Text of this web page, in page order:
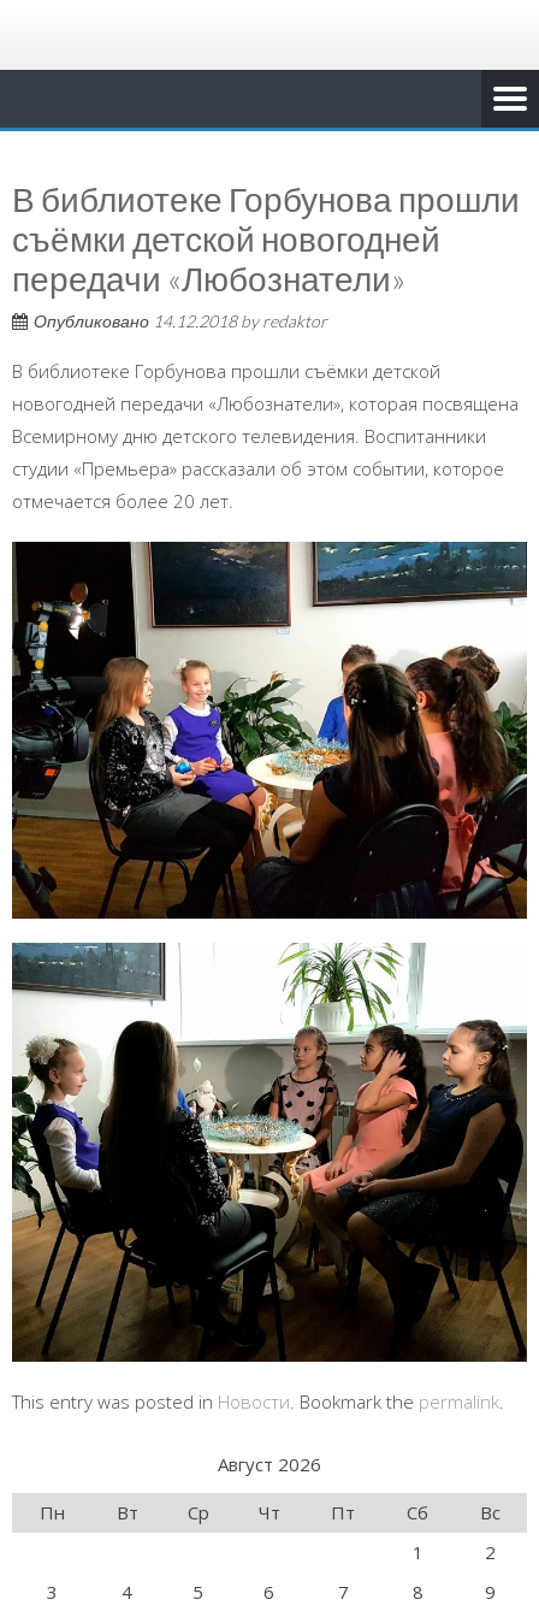
В библиотеке Горбунова прошли
съёмки детской новогодней
передачи «Любознатели»
Опубликовано 14.12.2018byredaktor
В библиотеке Горбунова прошли съёмки детской
новогодней передачи «Любознатели», которая посвящена
Всемирному дню детского телевидения. Воспитанники
студии «Премьера» рассказали об этом событии, которое
отмечается более 20 лет.
This entry was posted in Новости . Bookmark the permalink
Август 2026
Пн
Вт Ср Чт Пт Сб
Вс
1
2
3
4 5 6 7 8
9